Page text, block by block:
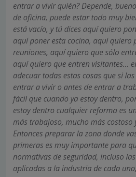
entrar a vivir quién? Depende,
de oficina, puede estar todo muy
está vacío, y tú dices aquí quiero
aquí poner esta cocina, aquí quiero
reuniones, aquí quiero que sólo
aquí quiero que entren visitantes…
adecuar todas estas cosas que si
entrar a vivir o antes de entrar a
fácil que cuando ya estoy dentro,
estoy dentro cualquier reforma es
más trabajoso, mucho más costoso
Entonces preparar la zona donde
primeras es muy importante para
normativas de seguridad, incluso
aplicadas a la industria de cada